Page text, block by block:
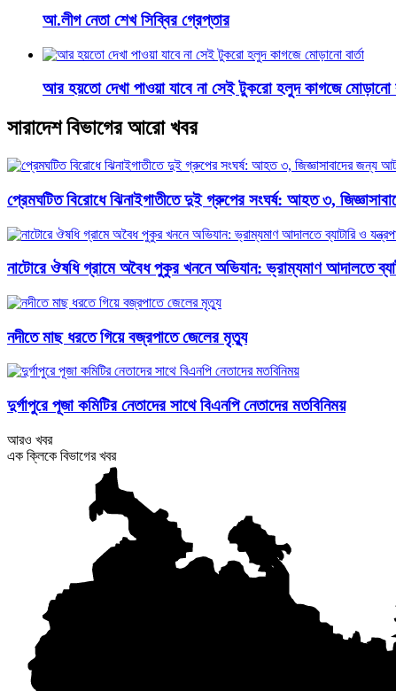
আ.লীগ নেতা শেখ সিব্বির গ্রেপ্তার
আর হয়তো দেখা পাওয়া যাবে না সেই টুকরো হলুদ কাগজে মোড়ানো
সারাদেশ বিভাগের আরো খবর
প্রেমঘটিত বিরোধে ঝিনাইগাতীতে দুই গ্রুপের সংঘর্ষ: আহত ৩,
নাটোরে ঔষধি গ্রামে অবৈধ পুকুর খননে অভিযান: ভ্রাম্যমাণ আদালতে
নদীতে মাছ ধরতে গিয়ে বজ্রপাতে জেলের মৃত্যু
দুর্গাপুরে পূজা কমিটির নেতাদের সাথে বিএনপি নেতাদের মতবিনিময়
আরও খবর
এক ক্লিকে বিভাগের খবর